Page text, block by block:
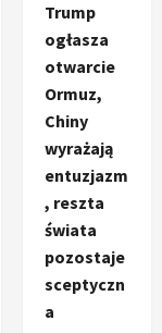
Trump
ogłasza
otwarcie
Ormuz,
Chiny
wyrażają
entuzjazm
, reszta
świata
pozostaje
sceptyczn
a